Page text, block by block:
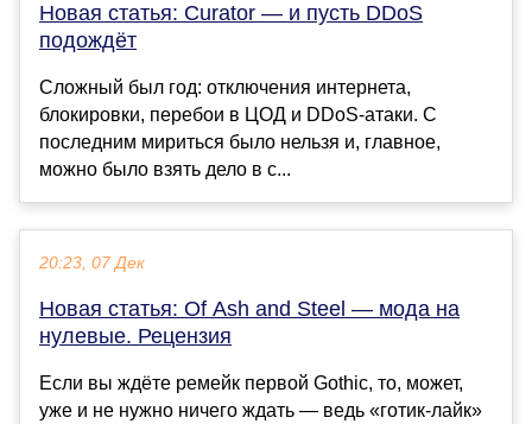
Новая статья: Curator — и пусть DDoS
подождёт
Сложный был год: отключения интернета,
блокировки, перебои в ЦОД и DDoS-атаки. С
последним мириться было нельзя и, главное,
можно было взять дело в с...
20:23, 07 Дек
Новая статья: Of Ash and Steel — мода на
нулевые. Рецензия
Если вы ждёте ремейк первой Gothic, то, может,
уже и не нужно ничего ждать — ведь «готик-лайк»